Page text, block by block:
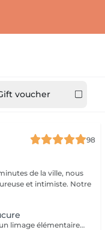
voucher
98
de la ville, nous
et intimiste. Notre
Pose d'un vernis classique accompagné d'un limage élémentaire des ongles. N'inclut PAS d'autres soins de manucure. . Tenez compte de rester par la suite quelques minutes en plus dans notre salon jusqu'à séchage complet.